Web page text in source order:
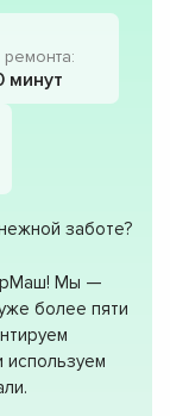
минут
заботе?
Мы —
более пяти
используем